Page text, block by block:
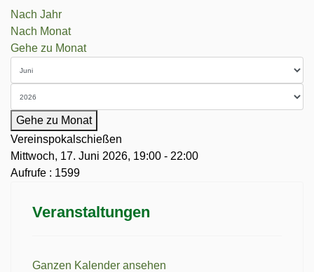
Nach Jahr
Nach Monat
Gehe zu Monat
Gehe zu Monat
Vereinspokalschießen
Mittwoch, 17. Juni 2026, 19:00 - 22:00
Aufrufe : 1599
Veranstaltungen
Ganzen Kalender ansehen